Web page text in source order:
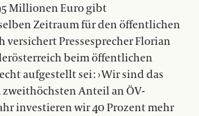
Millionen Euro gibt
Zeitraum für den öffentlichen
versichert Pressesprecher Florian
beim öffentlichen
aufgestellt sei : › Wir sind das
Anteil an ÖV-
investieren wir 40 Prozent mehr